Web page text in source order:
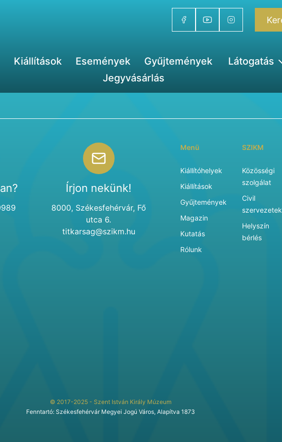
Kiállítások Események Gyűjtemények Látogatás
Jegyvásárlás
Írjon nekünk!
8000, Székesfehérvár, Fő
utca 6.
titkarsag@szikm.hu
Menü
Kiállítóhelyek
Kiállítások
Gyűjtemények
Magazin
Kutatás
Rólunk
SZIKM
Közösségi
szolgálat
Civil
szervezetek
Helyszín
bérlés
© 2017-2025 - Szent István Király Múzeum
Fenntartó: Székesfehérvár Megyei Jogú Város, Alapítva 1873